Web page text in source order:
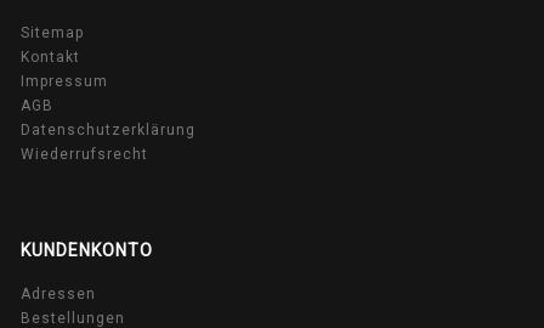
Sitemap
Kontakt
Impressum
AGB
Datenschutzerklärung
Wiederrufsrecht
KUNDENKONTO
Adressen
Bestellungen